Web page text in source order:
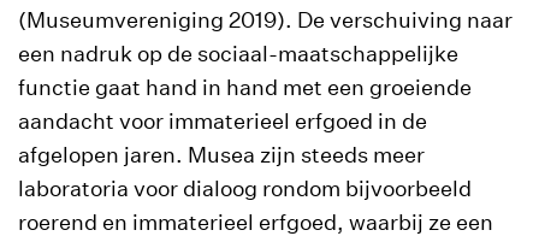
(Museumvereniging 2019). De verschuiving naar
een nadruk op de sociaal-maatschappelijke
functie gaat hand in hand met een groeiende
aandacht voor immaterieel erfgoed in de
afgelopen jaren. Musea zijn steeds meer
laboratoria voor dialoog rondom bijvoorbeeld
roerend en immaterieel erfgoed, waarbij ze een